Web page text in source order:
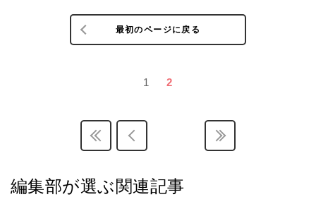
最初のページに戻る
1 2
編集部が選ぶ関連記事